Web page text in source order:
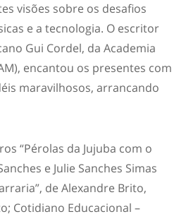
visões sobre os desafios
e a tecnologia. O escritor
Gui Cordel, da Academia
encantou os presentes com
maravilhosos, arrancando
“Pérolas da Jujuba com o
e Julie Sanches Simas
de Alexandre Brito,
Cotidiano Educacional –